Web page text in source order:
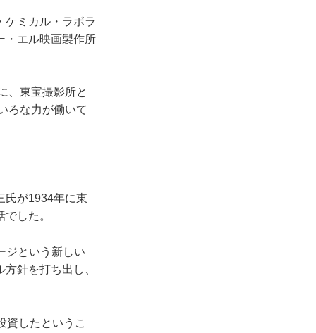
ミカル・ラボラ
・エル映画製作所
、東宝撮影所と
ろな力が働いて
が1934年に東
した。
ジという新しい
針を打ち出し、
したというこ